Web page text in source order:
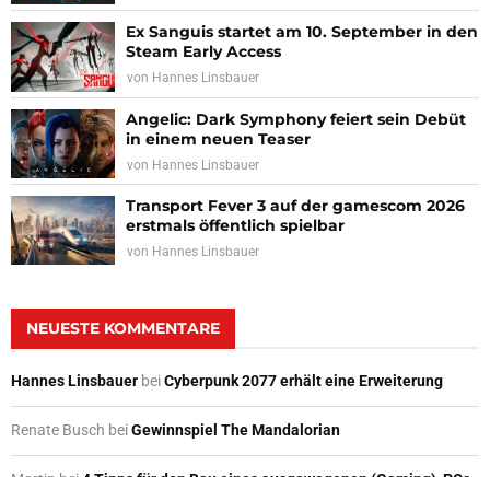
Ex Sanguis startet am 10. September in den
Steam Early Access
von Hannes Linsbauer
Angelic: Dark Symphony feiert sein Debüt
in einem neuen Teaser
von Hannes Linsbauer
Transport Fever 3 auf der gamescom 2026
erstmals öffentlich spielbar
von Hannes Linsbauer
NEUESTE KOMMENTARE
Hannes Linsbauer beiCyberpunk 2077 erhält eine Erweiterung
Renate Busch beiGewinnspiel The Mandalorian